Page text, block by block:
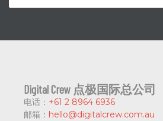
Digital Crew 点极国际总公司
电话： +61 2 8964 6936
邮箱： hello@digitalcrew.com.au